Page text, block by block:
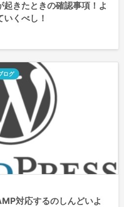
起きたときの確認事項！よ
くべし！
ログ
対応するのしんどいよ